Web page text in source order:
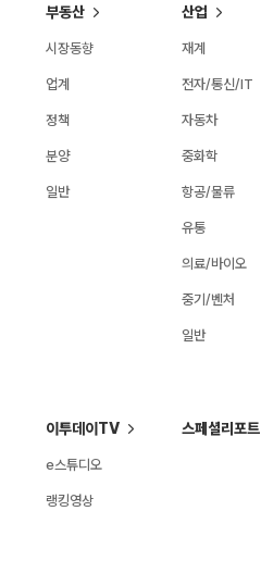
부동산
시장동향
업계
정책
분양
일반
산업
재계
전자/통신/IT
자동차
중화학
항공/물류
유통
의료/바이오
중기/벤처
일반
이투데이TV
e스튜디오
랭킹영상
스페셜리포트